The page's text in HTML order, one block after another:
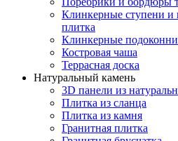
Клинкерные ступени и
плитка
Клинкерные
Костровая чаша
Террасная доска
Натуральный камень
3D панели из
Плитка из сланца
Плитка из камня
Гранитная плитка